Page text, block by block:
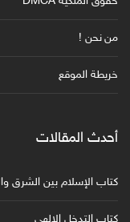
من نحن !
خريطة الموقع
أحدث المقالات
كتاب الإسلام بين الشرق
كتاب التدخل الإلهي